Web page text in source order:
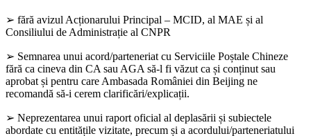
➢ fără avizul Acționarului Principal – MCID, al MAE și al
Consiliului de Administrație al CNPR
➢ Semnarea unui acord/parteneriat cu Serviciile Poștale Chineze
fără ca cineva din CA sau AGA să-l fi văzut ca și conținut sau
aprobat și pentru care Ambasada României din Beijing ne
recomandă să-i cerem clarificări/explicații.
➢ Neprezentarea unui raport oficial al deplasării și subiectele
abordate cu entitățile vizitate, precum și a acordului/parteneriatului